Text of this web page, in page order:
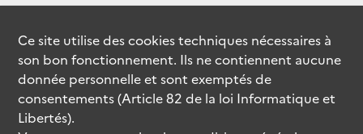
Ce site utilise descookiestechniques nécessaires à
son bon fonctionnement. Ils ne contiennent aucune
donnée personnelle et sont exemptés de
consentements (Article 82 de la loi Informatique et
Libertés).